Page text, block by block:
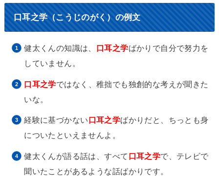
口耳之学（こうじのがく）の例文
健太くんの知識は、 口耳之学ばかりで自分で努力を
していません。
口耳之学ではなく、稚拙でも独創的な考えが聞きた
いな。
経験に基づかない口耳之学ばかりだと、ちっとも身
についたといえませんよ。
健太くんが語る話は、すべて 口耳之学で、テレビで
聞いたことがあるような話ばかりです。